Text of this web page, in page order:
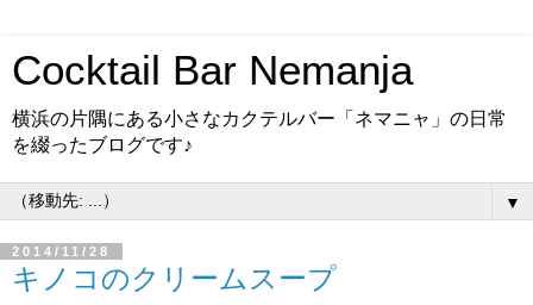
Cocktail Bar Nemanja
横浜の片隅にある小さなカクテルバー「ネマニャ」の日常
を綴ったブログです♪
▼
2014/11/28
キノコのクリームスープ